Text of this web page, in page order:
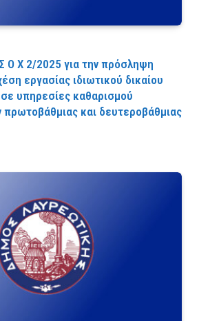
Ο Χ 2/2025 για την πρόσληψη
εργασίας ιδιωτικού δικαίου
υπηρεσίες καθαρισμού
και δευτεροβάθμιας